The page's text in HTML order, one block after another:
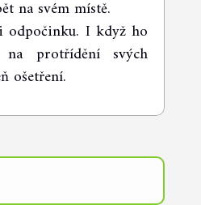
na svém místě.
odpočinku. I když ho
na protřídění svých
ošetření.